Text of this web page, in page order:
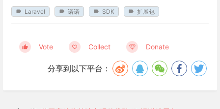
Laravel 诺诺 SDK 扩展包
Vote Collect Donate
分享到以下平台：